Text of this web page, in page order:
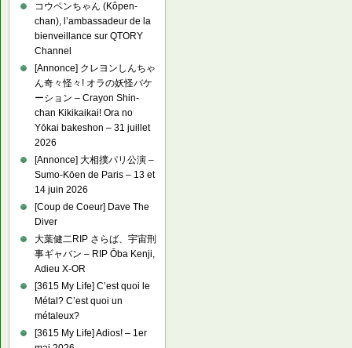
コウペンちゃん (Kôpen-
chan), l’ambassadeur de la
bienveillance sur QTORY
Channel
[Annonce] クレヨンしんちゃ
ん奇々怪々! オラの妖怪バケ
ーション – Crayon Shin-
chan Kikikaikai! Ora no
Yōkai bakeshon – 31 juillet
2026
[Annonce] 大相撲パリ公演 –
Sumo-Kōen de Paris – 13 et
14 juin 2026
[Coup de Coeur] Dave The
Diver
大葉健二RIP さらば、宇宙刑
事ギャバン – RIP Ōba Kenji,
Adieu X-OR
[3615 My Life] C’est quoi le
Métal? C’est quoi un
métaleux?
[3615 My Life] Adios! – 1er